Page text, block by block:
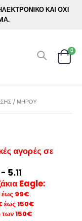
ΚΑΙ ΟΧΙ
0
/ ΜΗΡΟΎ
αγορές σε
5.11
Eagle:
έως 99€
έως 150€
των 150€